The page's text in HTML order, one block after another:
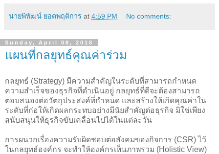
นายพิพัฒน์ ยอดพฤติการ at 4:59 PM No comments:
Sunday, April 08, 2018
แผนที่กลยุทธ์คุณค่าร่วม
กลยุทธ์ (Strategy) มีความสำคัญในระดับที่สามารถกำหนด
ความสำเร็จของธุรกิจที่ดำเนินอยู่ กลยุทธ์ที่ดีจะต้องสามารถ
ตอบสนองต่อวัตถุประสงค์ที่กำหนด และสร้างให้เกิดคุณค่าใน
ระดับที่ก่อให้เกิดผลกระทบอย่างมีนัยสำคัญต่อธุรกิจ มิใช่เพียง
สนับสนุนให้ธุรกิจขับเคลื่อนไปได้ในแต่ละวัน
การผนวกเรื่องความรับผิดชอบต่อสังคมของกิจการ (CSR) ไว้
ในกลยุทธ์องค์กร จะทำให้องค์กรเห็นภาพรวม (Holistic View)